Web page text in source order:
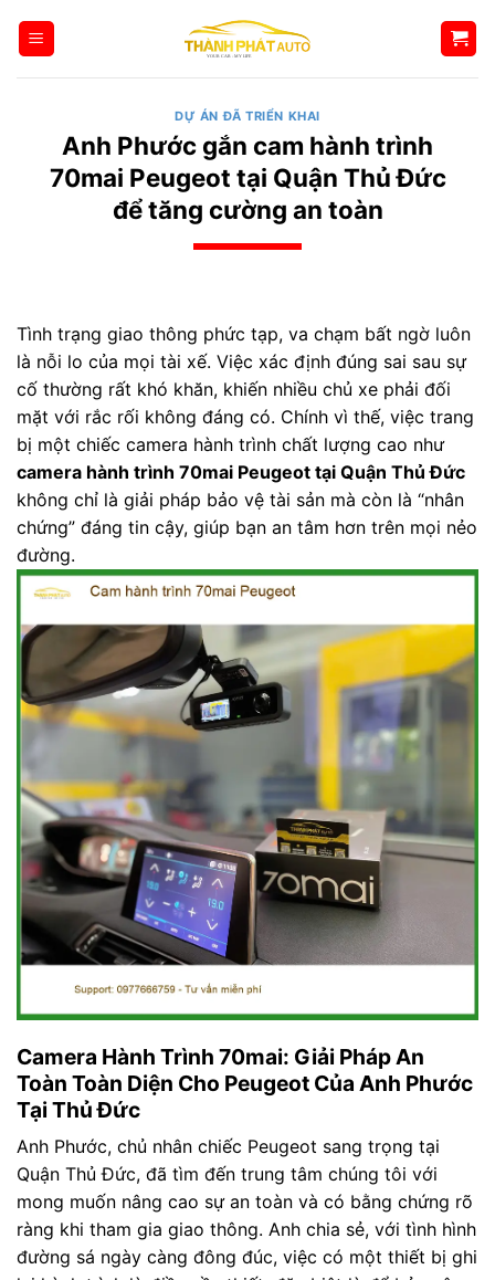
qua
DỰ ÁN ĐÃ TRIỂN KHAI
Anh Phước gắn cam hành trình
70mai Peugeot tại Quận Thủ Đức
để tăng cường an toàn
Tình trạng giao thông phức tạp, va chạm bất ngờ luôn
là nỗi lo của mọi tài xế. Việc xác định đúng sai sau sự
cố thường rất khó khăn, khiến nhiều chủ xe phải đối
mặt với rắc rối không đáng có. Chính vì thế, việc trang
bị một chiếc camera hành trình chất lượng cao như
camera hành trình 70mai Peugeot tại Quận Thủ Đức
không chỉ là giải pháp bảo vệ tài sản mà còn là “nhân
chứng” đáng tin cậy, giúp bạn an tâm hơn trên mọi nẻo
đường.
Camera Hành Trình 70mai: Giải Pháp An
Toàn Toàn Diện Cho Peugeot Của Anh Phước
Tại Thủ Đức
Anh Phước, chủ nhân chiếc Peugeot sang trọng tại
Quận Thủ Đức, đã tìm đến trung tâm chúng tôi với
mong muốn nâng cao sự an toàn và có bằng chứng rõ
ràng khi tham gia giao thông. Anh chia sẻ, với tình hình
đường sá ngày càng đông đúc, việc có một thiết bị ghi